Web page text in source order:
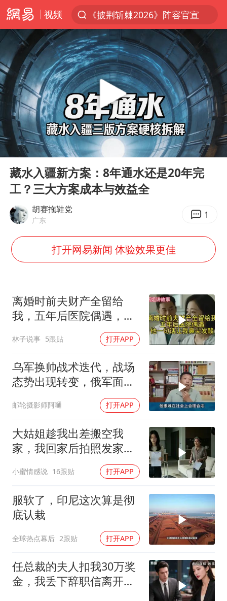
视频
《披荆斩棘2026》阵容官宣
以拒绝“和平委员会”的加沙和平计划
浙江省甬江发生2026年第1号洪水
美将每月供乌爱国者拦截导弹
独闯南太行的失联女生最后轨迹已确认
央视新主播李秋莹母校发文祝贺
白海豚北上或致京津冀暴雨
上海全力守护市民“菜篮子”
猫咪过火把节被抹成黑猫
宝妈给四胞胎取名平安喜乐
BLG经理辟谣Bin离队
总书记点赞的非遗苗绣焕发新生机
Play
00:00 05:15
藏水入疆新方案：8年通水还是20年完
工？三大方案成本与效益全
胡赛拖鞋党
广东 1
打开网易新闻 体验效果更佳
离婚时前夫财产全留给
我，五年后医院偶遇，他
一句话让我鼻尖发酸
林子说事 5跟贴 打开APP
乌军换帅战术迭代，战场
态势出现转变，俄军面临
邮轮摄影师阿嗵 打开APP
大姑姐趁我出差搬空我
家，我回家后拍照发家族
群里，她看到后崩溃了
小蜜情感说 16跟贴 打开APP
服软了，印尼这次算是彻
底认栽
全球热点幕后 2跟贴 打开APP
任总裁的夫人扣我30万奖
金，我丢下辞职信离开，